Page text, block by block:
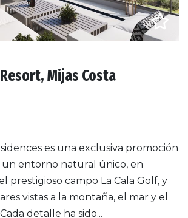
Mijas Costa
es una exclusiva promoción
un entorno natural único, en
prestigioso campo La Cala Golf, y
vistas a la montaña, el mar y el
detalle ha sido...